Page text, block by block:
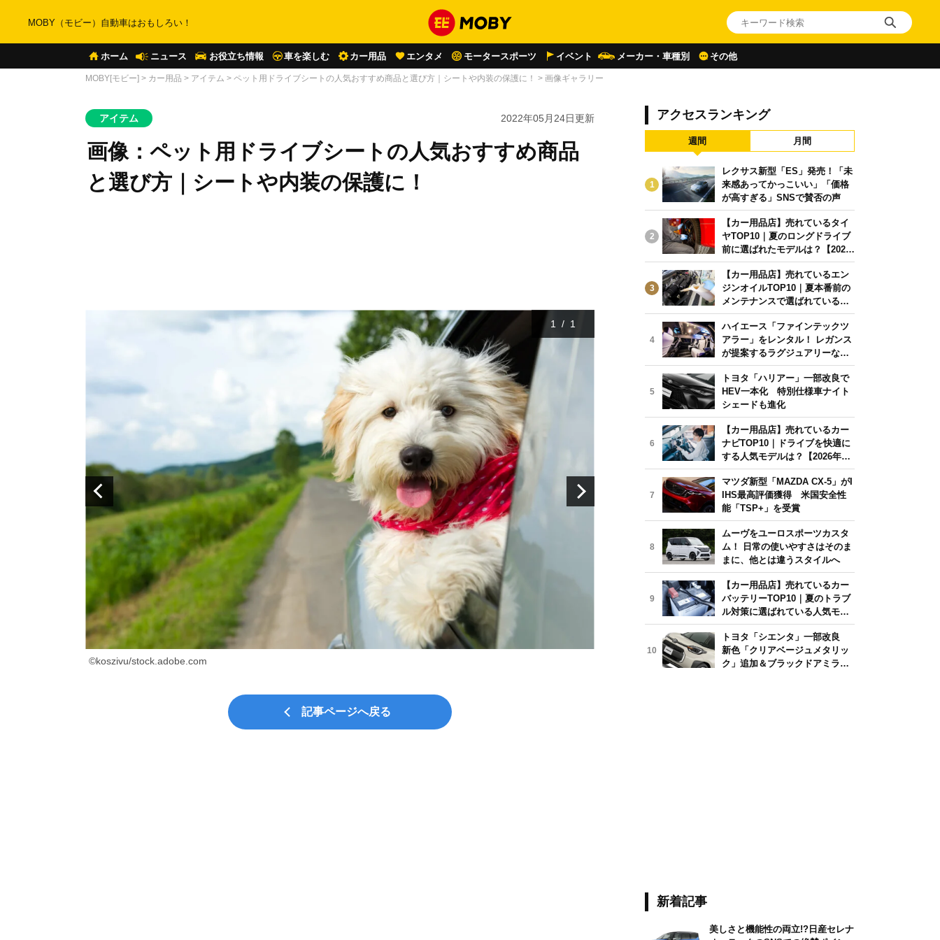
MOBY（モビー）自動車はおもしろい！
ホーム ニュース お役立ち情報 車を楽しむ カー用品 エンタメ モータースポーツ イベント メーカー・車種別 その他
MOBY[モビー] > カー用品 > アイテム > ペット用ドライブシートの人気おすすめ商品と選び方｜シートや内装の保護に！ > 画像ギャラリー
アイテム 2022年05月24日更新
画像：ペット用ドライブシートの人気おすすめ商品
と選び方｜シートや内装の保護に！
©koszivu/stock.adobe.com ©koszivu/stock.adobe.com
1 / 1
記事ページへ戻る
アクセスランキング
週間 月間
1
レクサス新型「ES」発売！「未
来感あってかっこいい」「価格
が高すぎる」SNSで賛否の声
2
【カー用品店】売れているタイ
ヤTOP10｜夏のロングドライブ
前に選ばれたモデルは？【2026
年6月版】
3
【カー用品店】売れているエン
ジンオイルTOP10｜夏本番前の
メンテナンスで選ばれている人
気モデルは？【2026年6月版】
4
ハイエース「ファインテックツ
アラー」をレンタル！ レガンス
が提案するラグジュアリーな移
動体験
5
トヨタ「ハリアー」一部改良で
HEV一本化 特別仕様車ナイト
シェードも進化
6
【カー用品店】売れているカー
ナビTOP10｜ドライブを快適に
する人気モデルは？【2026年6
月版】
7
マツダ新型「MAZDA CX-5」がI
IHS最高評価獲得 米国安全性
能「TSP+」を受賞
8
ムーヴをユーロスポーツカスタ
ム！ 日常の使いやすさはそのま
まに、他とは違うスタイルへ
9
【カー用品店】売れているカー
バッテリーTOP10｜夏のトラブ
ル対策に選ばれている人気モデ
ルは？【2026年6月版】
10
トヨタ「シエンタ」一部改良
新色「クリアベージュメタリッ
ク」追加＆ブラックドアミラー
新着記事
美しさと機能性の両立!?日産セレナ